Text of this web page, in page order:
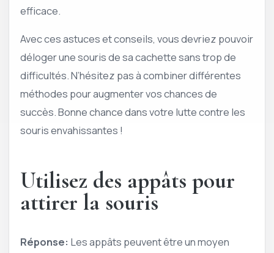
efficace.
Avec ces astuces et conseils, vous devriez pouvoir
déloger une souris de sa cachette sans trop de
difficultés. N’hésitez pas à combiner différentes
méthodes pour augmenter vos chances de
succès. Bonne chance dans votre lutte contre les
souris envahissantes !
Utilisez des appâts pour
attirer la souris
Réponse: Les appâts peuvent être un moyen